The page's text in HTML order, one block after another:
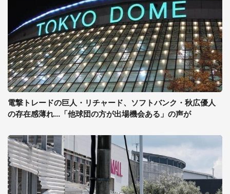
電撃トレードの巨人・リチャード、ソフトバンク・秋広優人
の存在感薄れ...「他球団の方が出場機会ある」の声が